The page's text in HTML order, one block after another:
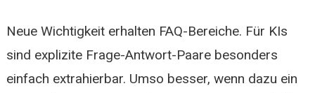
Neue Wichtigkeit erhalten FAQ-Bereiche. Für KIs
sind explizite Frage-Antwort-Paare besonders
einfach extrahierbar. Umso besser, wenn dazu ein